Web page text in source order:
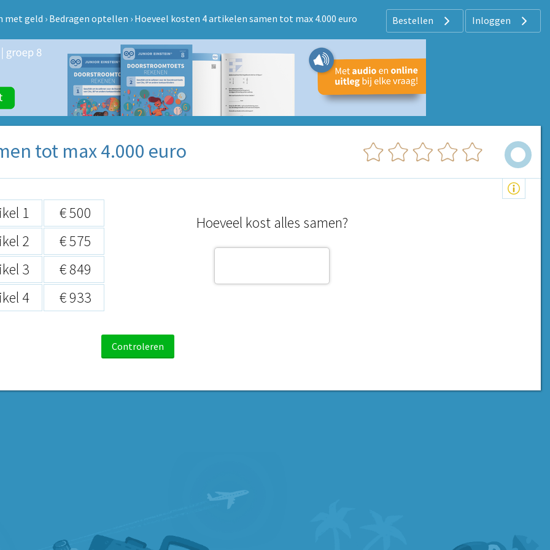
met geld › Bedragen optellen › Hoeveel kosten 4 artikelen samen tot max 4.000 euro Bestellen Inloggen
tot max 4.000 euro
1
€ 500
2
€ 575
3
€ 849
4
€ 933
Hoeveel kost alles samen?